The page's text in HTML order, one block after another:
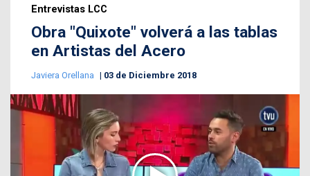
Entrevistas LCC
Obra "Quixote" volverá a las tablas
en Artistas del Acero
Javiera Orellana 03 de Diciembre 2018